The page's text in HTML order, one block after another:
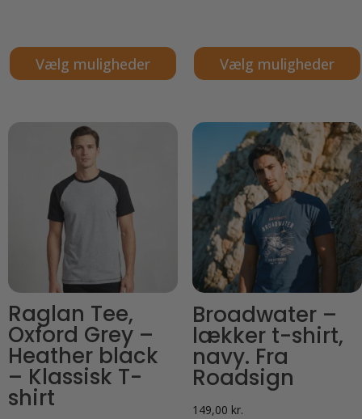
Vælg muligheder
har
Mulighederne
varesiden
Vælg muligheder
har
varianter.
Mulighederne
kan
vælges
varesiden
Raglan Tee,
Oxford Grey –
Heather black
– Klassisk T-
shirt
Broadwater –
lækker t-shirt,
navy. Fra
Roadsign
149,00 kr.